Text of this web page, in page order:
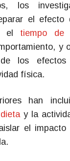
los
el efecto
el tiempo de
y
de los
física.
han
y la
el impacto